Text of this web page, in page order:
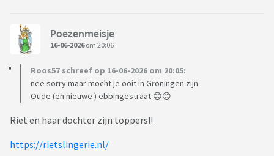
Poezenmeisje
16-06-2026om 20:06
Roos57 schreef op 16-06-2026 om 20:05:
nee sorry maar mocht je ooit in Groningen zijn
Oude (en nieuwe ) ebbingestraat 😊😊
Riet en haar dochter zijn toppers!!
https://rietslingerie.nl/